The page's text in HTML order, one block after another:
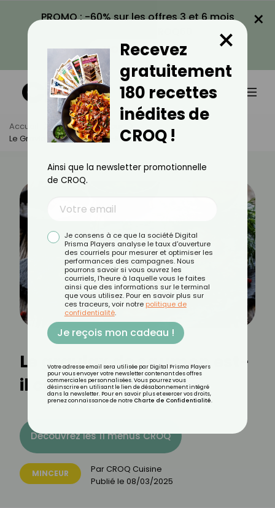
PROMO : -60% sur les offres 3 et 6 mois
VOIR LA PROMO
×
Accueil Actus
Minceur
Le Gravlax De Saumon Est-Il Calorique ?
Le gravlax de saumon est-
il calorique ?
Découvrez les 11 menus CROQ
MINCEUR Par CROQ Cuisine
Publié le 08/03/2025
Recevez
gratuitement
180 recettes
inédites de
CROQ !
×
Ainsi que la newsletter promotionnelle
de CROQ.
Je consens à ce que la société Digital
Prisma Players analyse le taux d'ouverture
des courriels pour mesurer et optimiser les
performances des campagnes. Nous
pourrons savoir si vous ouvrez les
courriels, l'heure à laquelle vous le faites
ainsi que des informations sur le terminal
que vous utilisez. Pour en savoir plus sur
ces traceurs, voir notre politique de
confidentialité.
Je reçois mon cadeau !
Votre adresse email sera utilisée par Digital Prisma Players
pour vous envoyer votre newsletter contenant des offres
commerciales personnalisées. Vous pourrez vous
désinscrire en utilisant le lien de désabonnement intégré
dans la newsletter. Pour en savoir plus et exercer vos droits,
prenez connaissance de notre Charte de Confidentialité.